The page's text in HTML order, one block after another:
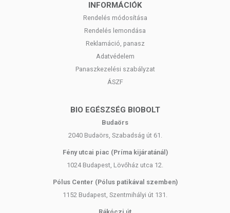
INFORMÁCIÓK
Rendelés módosítása
Rendelés lemondása
Reklamáció, panasz
Adatvédelem
Panaszkezelési szabályzat
ÁSZF
BIO EGÉSZSÉG BIOBOLT
Budaörs
2040 Budaörs, Szabadság út 61.
Fény utcai piac (Príma kijáratánál)
1024 Budapest, Lövőház utca 12.
Pólus Center (Pólus patikával szemben)
1152 Budapest, Szentmihályi út 131.